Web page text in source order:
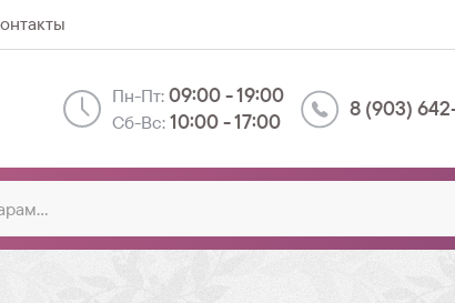
Пн-Пт:09:00 - 19:00
Сб-Вс:10:00 - 17:00
8 (903)